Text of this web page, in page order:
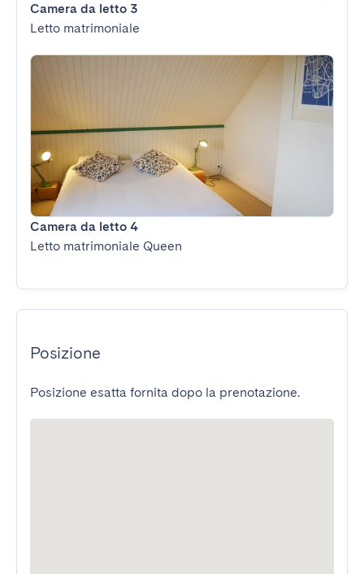
Camera da letto 3
Letto matrimoniale
Camera da letto 4
Letto matrimoniale Queen
Posizione
Posizione esatta fornita dopo la prenotazione.